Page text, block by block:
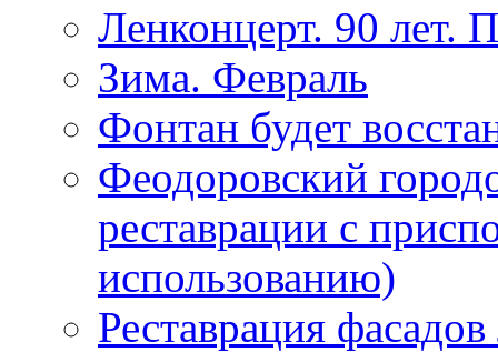
Ленконцерт. 90 лет.
Зима. Февраль
Фонтан будет
Феодоровский
реставрации с
использованию)
Реставрация